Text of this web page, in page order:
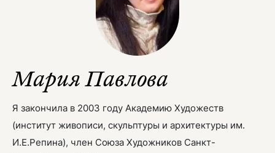
Мария Павлова
Я закончила в 2003 году Академию Художеств
(институт живописи, скульптуры и архитектуры им.
И.Е.Репина), член Союза Художников Санкт-